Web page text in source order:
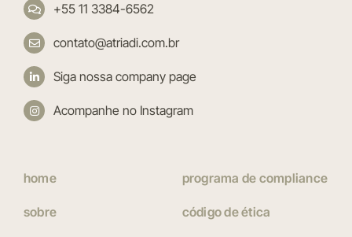
+55 11 3384-6562
contato@atriadi.com.br
Siga nossa company page
Acompanhe no Instagram
home
sobre
programa de compliance
código de ética